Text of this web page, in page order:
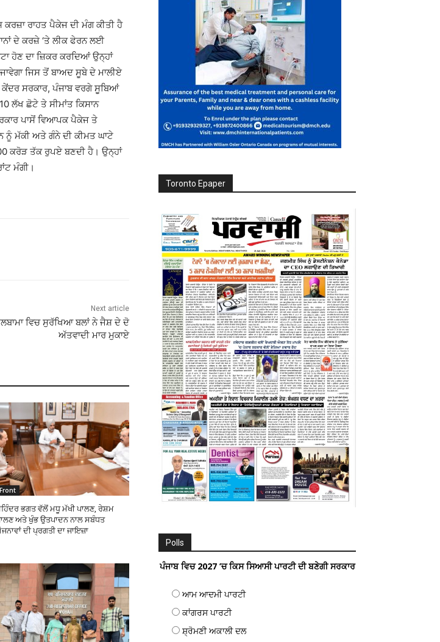
ਰਾਹਤ ਪੈਕੇਜ ਦੀ ਮੰਗ ਕੀਤੀ ਹੈ
ਦੇ ਕਰਜ਼ੇ ‘ਤੇ ਲੀਕ ਫੇਰਨ ਲਈ
ਹੋਣ ਦਾ ਜ਼ਿਕਰ ਕਰਦਿਆਂ ਉਨ੍ਹਾਂ
ਜਿਸ ਤੋਂ ਬਾਅਦ ਸੂਬੇ ਦੇ ਮਾਲੀਏ
ਸਰਕਾਰ, ਪੰਜਾਬ ਵਰਗੇ ਸੂਬਿਆਂ
ਲੱਖ ਛੋਟੇ ਤੇ ਸੀਮਾਂਤ ਕਿਸਾਨ
ਪਾਸੋਂ ਵਿਆਪਕ ਪੈਕੇਜ ਤੇ
ਨੂੰ ਮੱਕੀ ਅਤੇ ਗੰਨੇ ਦੀ ਕੀਮਤ ਘਾਟੇ
ਕਰੋੜ ਤੱਕ ਰੁਪਏ ਬਣਦੀ ਹੈ। ਉਨ੍ਹਾਂ
ਮੰਗੀ।
Next article
ਵਿਚ ਸੁਰੱਖਿਆ ਬਲਾਂ ਨੇ ਜੈਸ਼ ਦੇ ਦੋ
ਅੱਤਵਾਦੀ ਮਾਰ ਮੁਕਾਏ
Front
ਭਗਤ ਵੱਲੋਂ ਮਧੂ ਮੱਖੀ ਪਾਲਣ, ਰੇਸ਼ਮ
ਅਤੇ ਖੁੰਭ ਉਤਪਾਦਨ ਨਾਲ ਸਬੰਧਤ
ਦੀ ਪ੍ਰਗਤੀ ਦਾ ਜਾਇਜ਼ਾ
Toronto Epaper
Polls
ਪੰਜਾਬ ਵਿਚ 2027 ’ਚ ਕਿਸ ਸਿਆਸੀ ਪਾਰਟੀ ਦੀ ਬਣੇਗੀ ਸਰਕਾਰ
ਆਮ ਆਦਮੀ ਪਾਰਟੀ
ਕਾਂਗਰਸ ਪਾਰਟੀ
ਸ਼੍ਰੋਮਣੀ ਅਕਾਲੀ ਦਲ